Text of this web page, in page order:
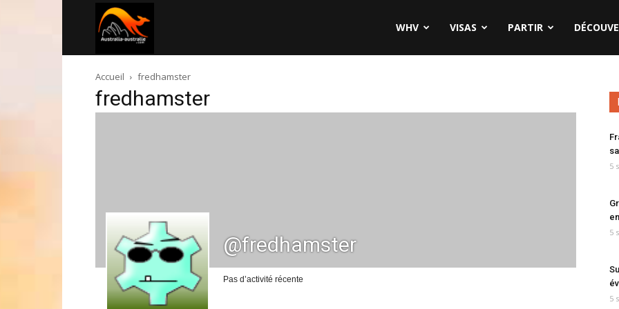
australie.com
WHV VISAS PARTIR
Accueil fredhamster
fredhamster
@fredhamster
Pas d’activité récente
5
5
5